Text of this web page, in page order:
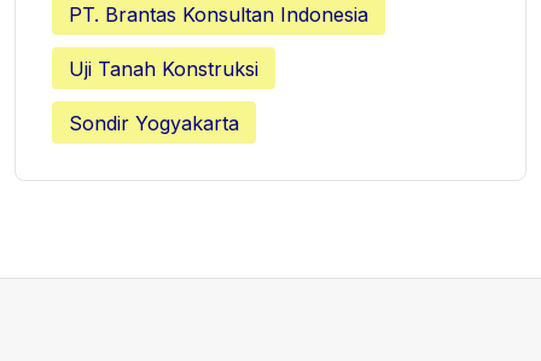
PT. Brantas Konsultan Indonesia
Uji Tanah Konstruksi
Sondir Yogyakarta